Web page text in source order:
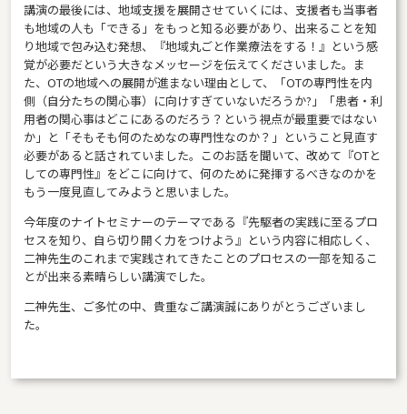
講演の最後には、地域支援を展開させていくには、支援者も当事者
も地域の人も「できる」をもっと知る必要があり、出来ることを知
り地域で包み込む発想、『地域丸ごと作業療法をする！』という感
覚が必要だという大きなメッセージを伝えてくださいました。ま
た、OTの地域への展開が進まない理由として、「OTの専門性を内
側（自分たちの関心事）に向けすぎていないだろうか?」「患者・利
用者の関心事はどこにあるのだろう？という視点が最重要ではない
か」と「そもそも何のためなの専門性なのか？」ということ見直す
必要があると話されていました。このお話を聞いて、改めて『OTと
しての専門性』をどこに向けて、何のために発揮するべきなのかを
もう一度見直してみようと思いました。
今年度のナイトセミナーのテーマである『先駆者の実践に至るプロ
セスを知り、自ら切り開く力をつけよう』という内容に相応しく、
二神先生のこれまで実践されてきたことのプロセスの一部を知るこ
とが出来る素晴らしい講演でした。
二神先生、ご多忙の中、貴重なご講演誠にありがとうございまし
た。